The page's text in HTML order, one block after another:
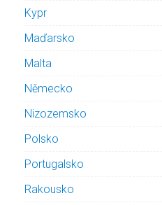
Kypr
Maďarsko
Malta
Německo
Nizozemsko
Polsko
Portugalsko
Rakousko